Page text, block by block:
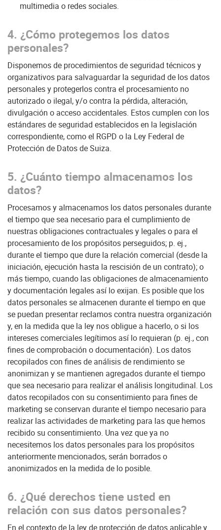
multimedia o redes sociales.
4. ¿Cómo protegemos los datos
personales?
Disponemos de procedimientos de seguridad técnicos y
organizativos para salvaguardar la seguridad de los datos
personales y protegerlos contra el procesamiento no
autorizado o ilegal, y/o contra la pérdida, alteración,
divulgación o acceso accidentales. Estos cumplen con los
estándares de seguridad establecidos en la legislación
correspondiente, como el RGPD o la Ley Federal de
Protección de Datos de Suiza.
5. ¿Cuánto tiempo almacenamos los
datos?
Procesamos y almacenamos los datos personales durante
el tiempo que sea necesario para el cumplimiento de
nuestras obligaciones contractuales y legales o para el
procesamiento de los propósitos perseguidos; p. ej.,
durante el tiempo que dure la relación comercial (desde la
iniciación, ejecución hasta la rescisión de un contrato); o
más tiempo, cuando las obligaciones de almacenamiento
y documentación legales así lo exijan. Es posible que los
datos personales se almacenen durante el tiempo en que
se puedan presentar reclamos contra nuestra organización
y, en la medida que la ley nos obligue a hacerlo, o si los
intereses comerciales legítimos así lo requieran (p. ej., con
fines de comprobación o documentación). Los datos
recopilados con fines de análisis de rendimiento se
anonimizan y se mantienen agregados durante el tiempo
que sea necesario para realizar el análisis longitudinal. Los
datos recopilados con su consentimiento para fines de
marketing se conservan durante el tiempo necesario para
realizar las actividades de marketing para las que hemos
recibido su consentimiento. Una vez que ya no
necesitemos los datos personales para los propósitos
anteriormente mencionados, serán borrados o
anonimizados en la medida de lo posible.
6. ¿Qué derechos tiene usted en
relación con sus datos personales?
En el contexto de la ley de protección de datos aplicable y